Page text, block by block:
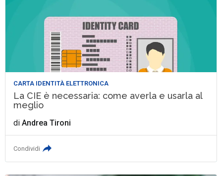
CARTA IDENTITÀ ELETTRONICA
La CIE è necessaria: come averla e usarla al
meglio
diAndrea Tironi
Condividi